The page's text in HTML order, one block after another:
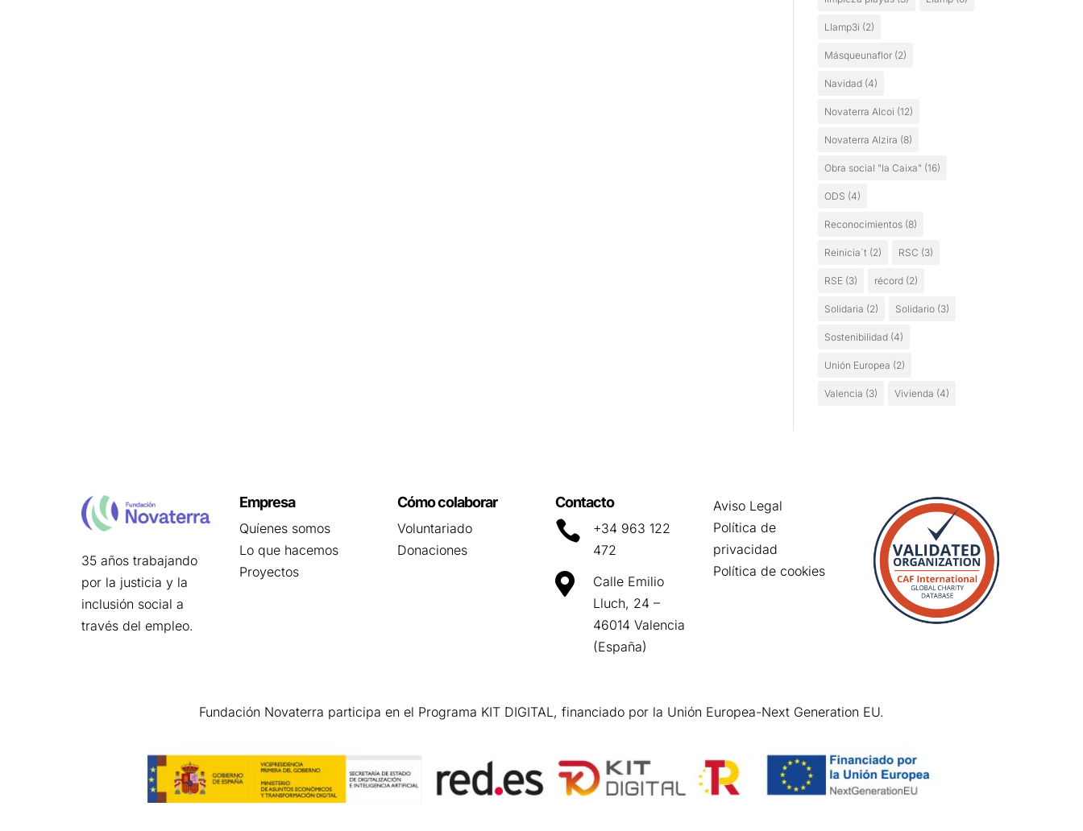
Llamp3i (2)
Másqueunaflor (2)
Navidad (4)
Novaterra Alcoi (12)
Novaterra Alzira (8)
Obra social "la Caixa" (16)
ODS (4)
Reconocimientos (8)
Reinicia´t (2) RSC (3)
RSE (3) récord (2)
Solidaria (2) Solidario (3)
Sostenibilidad (4)
Unión Europea (2)
Valencia (3) Vivienda (4)
35 años trabajando
por la justicia y la
inclusión social a
través del empleo.
Empresa
Quíenes somos
Lo que hacemos
Proyectos
Cómo colaborar
Voluntariado
Donaciones
Contacto

+34 963 122
472

Calle Emilio
Lluch, 24 –
46014 Valencia
(España)
Aviso Legal
Política de
privacidad
Política de cookies
Fundación Novaterra participa en el Programa KIT DIGITAL, financiado por la Unión Europea-Next Generation EU.